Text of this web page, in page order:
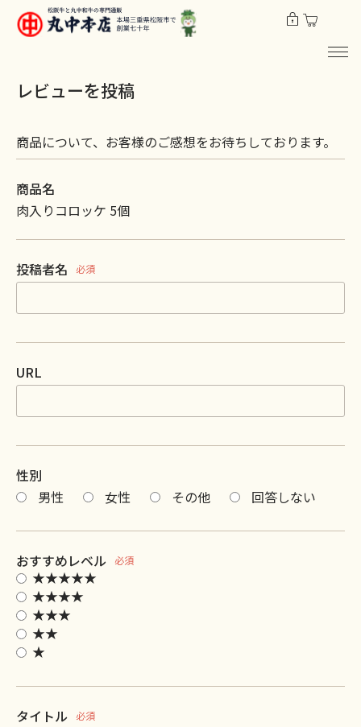
レビューを投稿
商品について、お客様のご感想をお待ちしております。
商品名
肉入りコロッケ 5個
投稿者名 必須
URL
性別
男性
女性 その他 回答しない
おすすめレベル 必須
★★★★★
★★★★
★★★
★★
★
タイトル 必須